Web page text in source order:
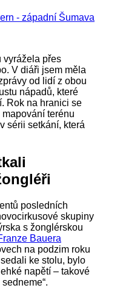
- západní Šumava
vyrážela přes
V diáři jsem měla
od lidí z obou
nápadů, které
Rok na hranici se
terénu
sérii setkání, která
posledních
skupiny
s žonglérskou
Bauera
na podzim roku
ke stolu, bylo
napětí – takové